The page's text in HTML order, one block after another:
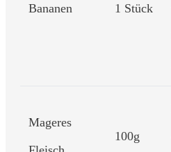
Bananen 1 Stück
Mageres
100g